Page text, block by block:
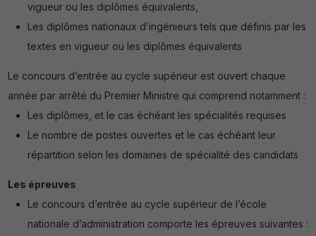
vigueur ou les diplômes équivalents,
Les diplômes nationaux d’ingénieurs tels que définis par les
textes en vigueur ou les diplômes équivalents
Le concours d’entrée au cycle supérieur est ouvert chaque
année par arrêté du Premier Ministre qui comprend notamment :
Les diplômes, et le cas échéant les spécialités requises
Le nombre de postes ouvertes et le cas échéant leur
répartition selon les domaines de spécialité des candidats
Les épreuves
Le concours d’entrée au cycle supérieur de l’école
nationale d’administration comporte les épreuves suivantes :